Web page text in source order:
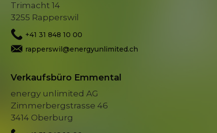
Trimacht 14
3255 Rapperswil
+41 31 848 10 00
rapperswil@energyunlimited.ch
Verkaufsbüro Emmental
energy unlimited AG
Zimmerbergstrasse 46
3414 Oberburg